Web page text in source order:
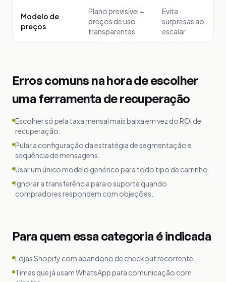
Modelo de
preços
Plano previsível +
preços de uso
transparentes
Evita
surpresas ao
escalar
Erros comuns na hora de escolher
uma ferramenta de recuperação
Escolher só pela taxa mensal mais baixa em vez do ROI de
recuperação.
Pular a configuração da estratégia de segmentação e
sequência de mensagens.
Usar um único modelo genérico para todo tipo de carrinho.
Ignorar a transferência para o suporte quando
compradores respondem com objeções.
Para quem essa categoria é indicada
Lojas Shopify com abandono de checkout recorrente.
Times que já usam WhatsApp para comunicação com